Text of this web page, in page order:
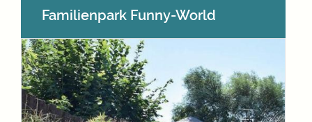
Familienpark Funny-World